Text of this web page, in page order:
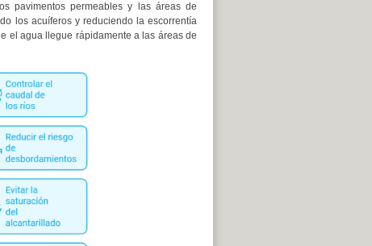
pavimentos permeables y las áreas de
los acuíferos y reduciendo la escorrentía
el agua llegue rápidamente a las áreas de